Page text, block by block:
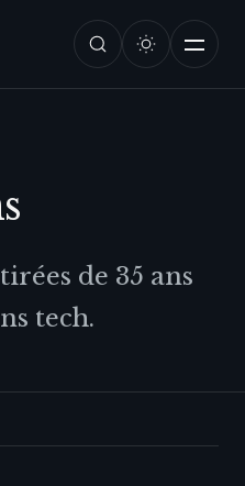
de 35 ans
tech.